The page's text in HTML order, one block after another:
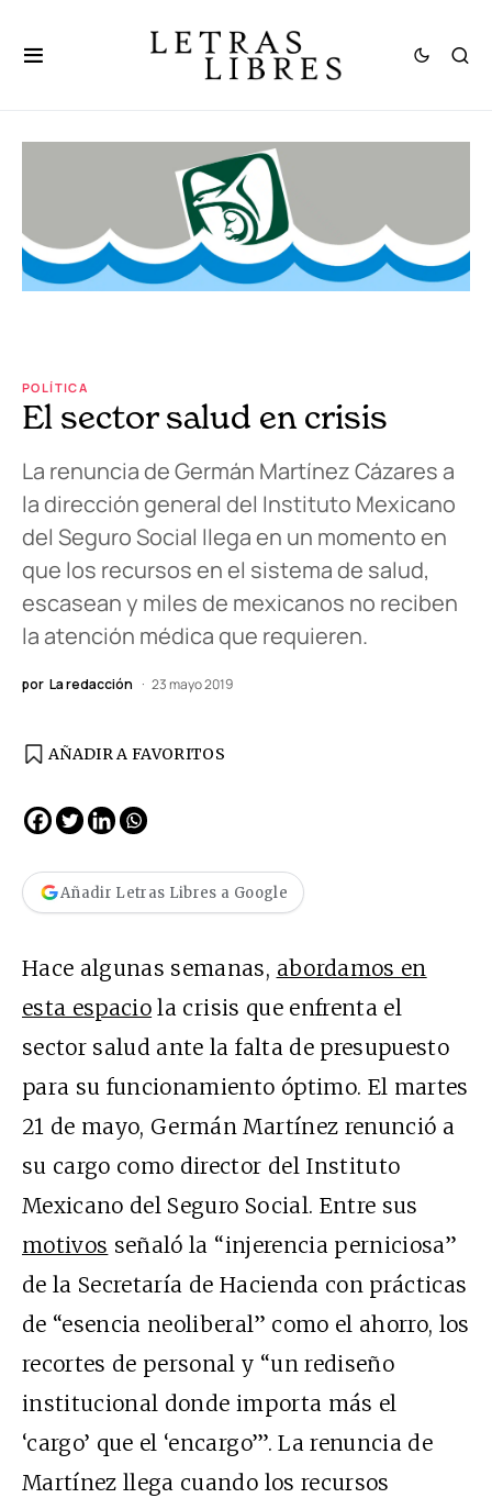
POLÍTICA
El sector salud en crisis
La renuncia de Germán Martínez Cázares a
la dirección general del Instituto Mexicano
del Seguro Social llega en un momento en
que los recursos en el sistema de salud,
escasean y miles de mexicanos no reciben
la atención médica que requieren.
por La redacción 23 mayo 2019
AÑADIR A FAVORITOS
Añadir Letras Libres a Google
Hace algunas semanas, abordamos en
esta espacio la crisis que enfrenta el
sector salud ante la falta de presupuesto
para su funcionamiento óptimo. El martes
21 de mayo, Germán Martínez renunció a
su cargo como director del Instituto
Mexicano del Seguro Social. Entre sus
motivos señaló la “injerencia perniciosa”
de la Secretaría de Hacienda con prácticas
de “esencia neoliberal” como el ahorro, los
recortes de personal y “un rediseño
institucional donde importa más el
‘cargo’ que el ‘encargo’”. La renuncia de
Martínez llega cuando los recursos